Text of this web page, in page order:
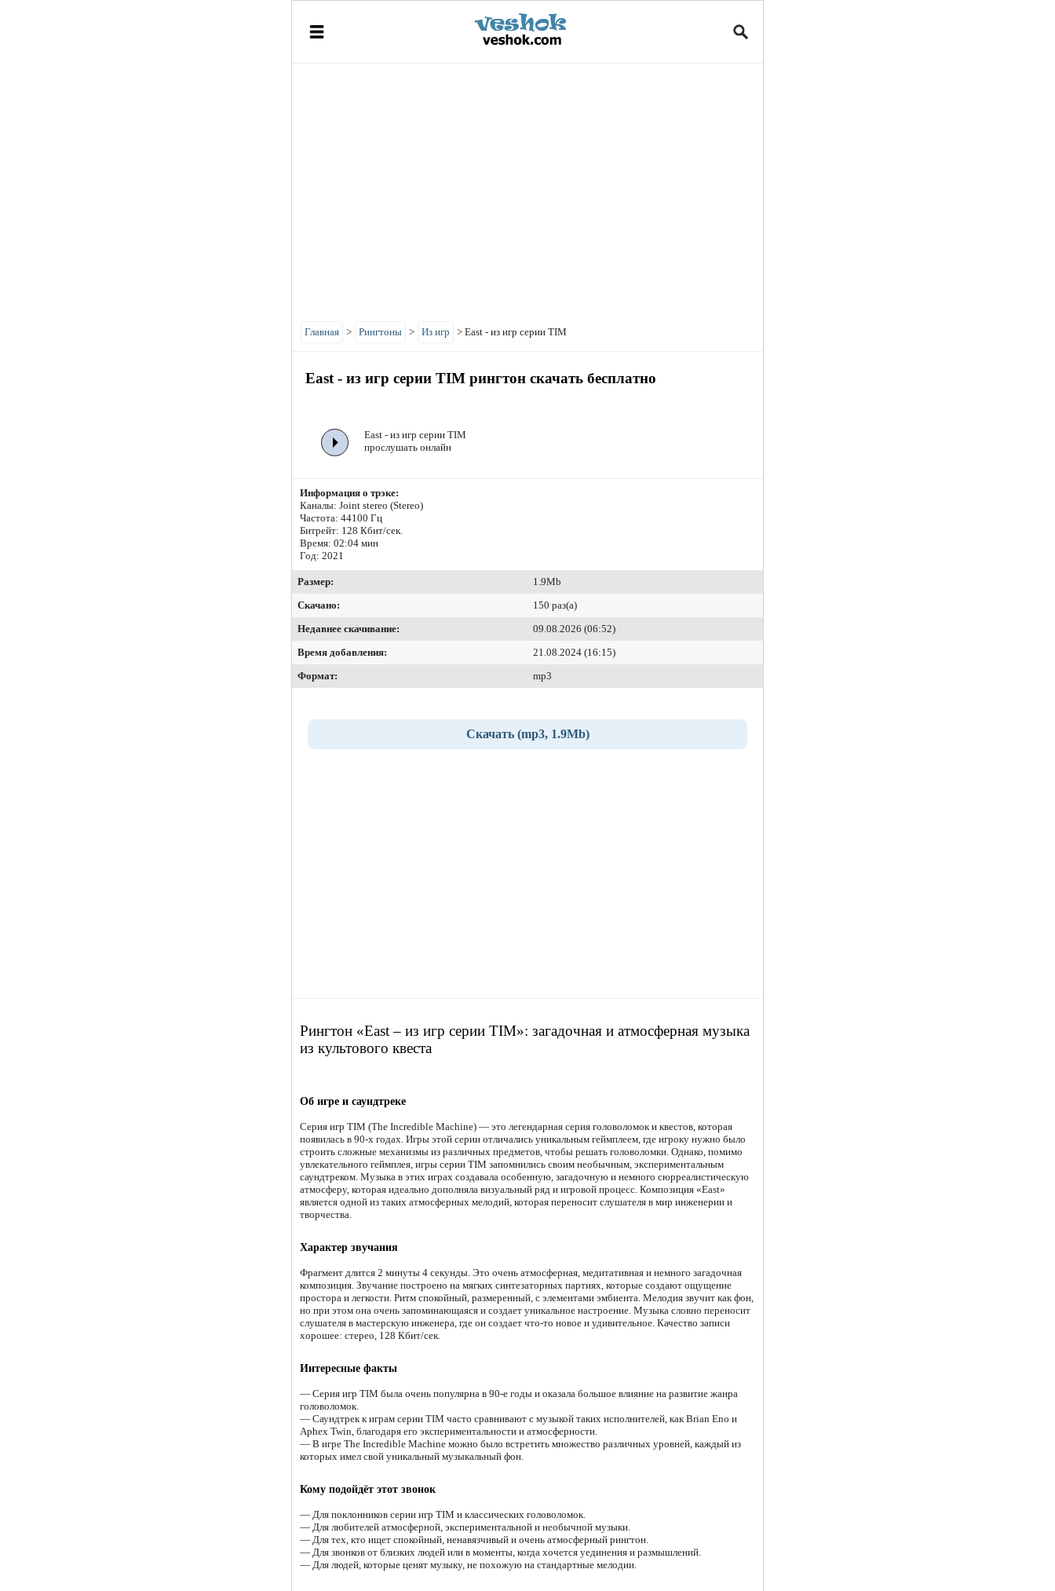
Главная > Рингтоны > Из игр > East - из игр серии TIM
East - из игр серии TIM рингтон скачать бесплатно
East - из игр серии TIM
прослушать онлайн
Информация о трэке:
Каналы: Joint stereo (Stereo)
Частота: 44100 Гц
Битрейт: 128 Кбит/сек.
Время: 02:04 мин
Год: 2021
Размер:
1.9Mb
Скачано:
150 раз(а)
Недавнее скачивание:
09.08.2026 (06:52)
Время добавления:
21.08.2024 (16:15)
Формат:
mp3
Скачать (mp3, 1.9Mb)
Рингтон «East – из игр серии TIM»: загадочная и атмосферная музыка
из культового квеста
Об игре и саундтреке
Серия игр TIM (The Incredible Machine) — это легендарная серия головоломок и квестов, которая
появилась в 90-х годах. Игры этой серии отличались уникальным геймплеем, где игроку нужно было
строить сложные механизмы из различных предметов, чтобы решать головоломки. Однако, помимо
увлекательного геймплея, игры серии TIM запомнились своим необычным, экспериментальным
саундтреком. Музыка в этих играх создавала особенную, загадочную и немного сюрреалистическую
атмосферу, которая идеально дополняла визуальный ряд и игровой процесс. Композиция «East»
является одной из таких атмосферных мелодий, которая переносит слушателя в мир инженерии и
творчества.
Характер звучания
Фрагмент длится 2 минуты 4 секунды. Это очень атмосферная, медитативная и немного загадочная
композиция. Звучание построено на мягких синтезаторных партиях, которые создают ощущение
простора и легкости. Ритм спокойный, размеренный, с элементами эмбиента. Мелодия звучит как фон,
но при этом она очень запоминающаяся и создает уникальное настроение. Музыка словно переносит
слушателя в мастерскую инженера, где он создает что-то новое и удивительное. Качество записи
хорошее: стерео, 128 Кбит/сек.
Интересные факты
— Серия игр TIM была очень популярна в 90-е годы и оказала большое влияние на развитие жанра
головоломок.
— Саундтрек к играм серии TIM часто сравнивают с музыкой таких исполнителей, как Brian Eno и
Aphex Twin, благодаря его экспериментальности и атмосферности.
— В игре The Incredible Machine можно было встретить множество различных уровней, каждый из
которых имел свой уникальный музыкальный фон.
Кому подойдёт этот звонок
— Для поклонников серии игр TIM и классических головоломок.
— Для любителей атмосферной, экспериментальной и необычной музыки.
— Для тех, кто ищет спокойный, ненавязчивый и очень атмосферный рингтон.
— Для звонков от близких людей или в моменты, когда хочется уединения и размышлений.
— Для людей, которые ценят музыку, не похожую на стандартные мелодии.